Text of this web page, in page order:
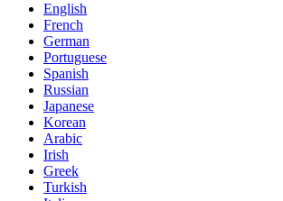
English
French
German
Portuguese
Spanish
Russian
Japanese
Korean
Arabic
Irish
Greek
Turkish